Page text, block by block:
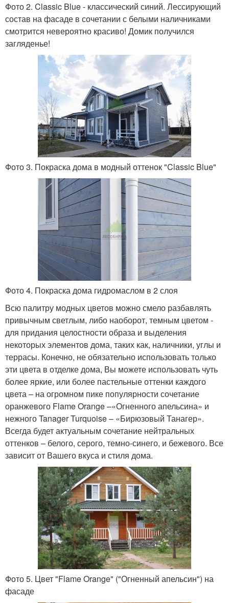
Фото 2. Classic Blue - классический синий. Лессирующий
состав на фасаде в сочетании с белыми наличниками
смотрится невероятно красиво! Домик получился
загляденье!
Фото 3. Покраска дома в модный оттенок "Classic Blue"
Фото 4. Покраска дома гидромаслом в 2 слоя
Всю палитру модных цветов можно смело разбавлять
привычным светлым, либо наоборот, темным цветом -
для придания целостности образа и выделения
некоторых элементов дома, таких как, наличники, углы и
террасы. Конечно, не обязательно использовать только
эти цвета в отделке дома, Вы можете использовать чуть
более яркие, или более пастельные оттенки каждого
цвета – на огромном пике популярности сочетание
оранжевого Flame Orange –«Огненного апельсина» и
нежного Tanager Turquoise – «Бирюзовый Танагер».
Всегда будет актуальным сочетание нейтральных
оттенков – белого, серого, темно-синего, и бежевого. Все
зависит от Вашего вкуса и стиля дома.
Фото 5. Цвет "Flame Orange" ("Огненный апельсин") на
фасаде